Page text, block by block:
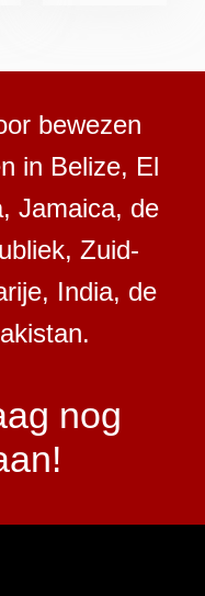
bewezen
in Belize, El
Jamaica, de
Zuid-
India, de
nog